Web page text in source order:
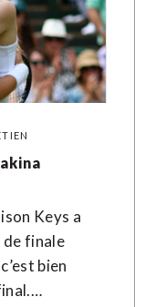
Keys a
finale
bien